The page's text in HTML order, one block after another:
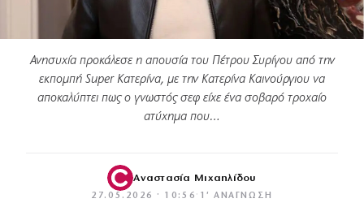
Ανησυχία προκάλεσε η απουσία του Πέτρου Συρίγου από την
εκπομπή Super Κατερίνα, με την Κατερίνα Καινούργιου να
αποκαλύπτει πως ο γνωστός σεφ είχε ένα σοβαρό τροχαίο
ατύχημα που…
Αναστασία Μιχαηλίδου
27.05.2026 · 10:56 · 1′ ΑΝΆΓΝΩΣΗ